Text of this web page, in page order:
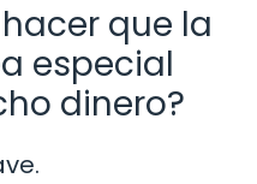
que la
especial
dinero?